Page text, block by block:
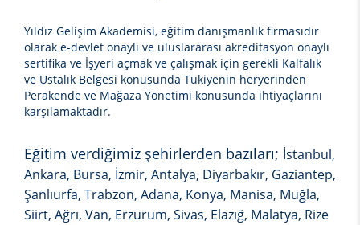
Yıldız Gelişim Akademisi, eğitim danışmanlık firmasıdır
olarak e-devlet onaylı ve uluslararası akreditasyon onaylı
sertifika ve İşyeri açmak ve çalışmak için gerekli Kalfalık
ve Ustalık Belgesi konusunda Tükiyenin heryerinden
Perakende ve Mağaza Yönetimi konusunda ihtiyaçlarını
karşılamaktadır.
Eğitim verdiğimiz şehirlerden bazıları; İstanbul,
Ankara, Bursa, İzmir, Antalya, Diyarbakır, Gaziantep,
Şanlıurfa, Trabzon, Adana, Konya, Manisa, Muğla,
Siirt, Ağrı, Van, Erzurum, Sivas, Elazığ, Malatya, Rize